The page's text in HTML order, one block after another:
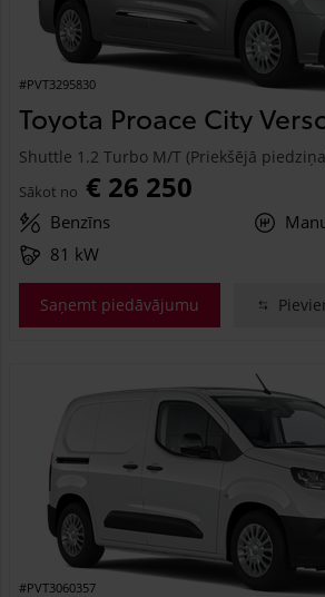
#PVT3295830
Toyota Proace City
Shuttle 1.2 Turbo M/T (Priekšējā
Sākot no € 26 250
Benzīns
81 kW
Saņemt piedāvājumu
#PVT3060357